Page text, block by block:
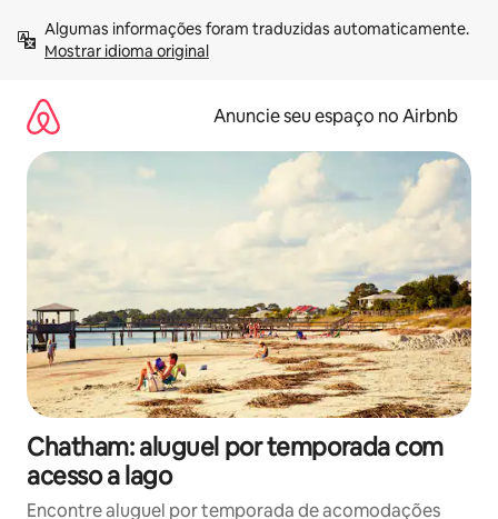
para
Mostrar idioma original
Anuncie seu espaço no Airbnb
Chatham: aluguel por temporada com
acesso a lago
Encontre aluguel por temporada de acomodações